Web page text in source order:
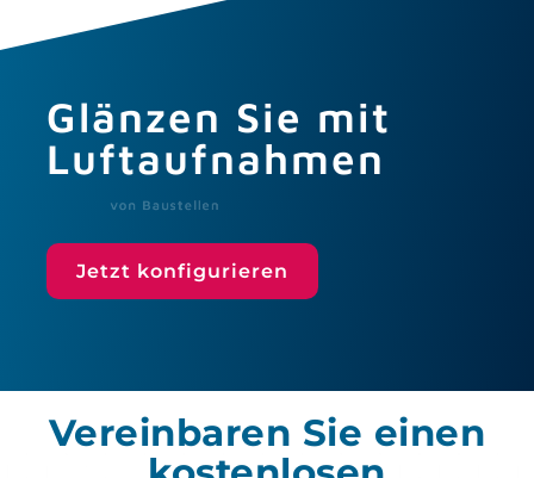
Glänzen Sie mit
Luftaufnahmen
Jetzt konfigurieren
Vereinbaren Sie einen